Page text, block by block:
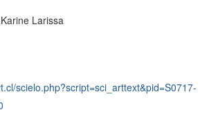
Larissa
scielo.php?script=sci_arttext&pid=S0717-